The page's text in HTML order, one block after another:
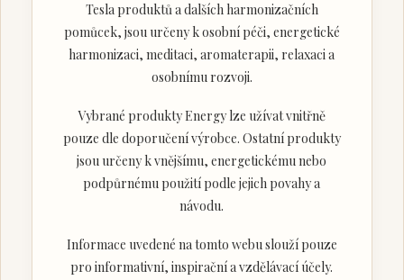
Tesla produktů a dalších harmonizačních
pomůcek, jsou určeny k osobní péči, energetické
harmonizaci, meditaci, aromaterapii, relaxaci a
osobnímu rozvoji.
Vybrané produkty Energy lze užívat vnitřně
pouze dle doporučení výrobce. Ostatní produkty
jsou určeny k vnějšímu, energetickému nebo
podpůrnému použití podle jejich povahy a
návodu.
Informace uvedené na tomto webu slouží pouze
pro informativní, inspirační a vzdělávací účely.